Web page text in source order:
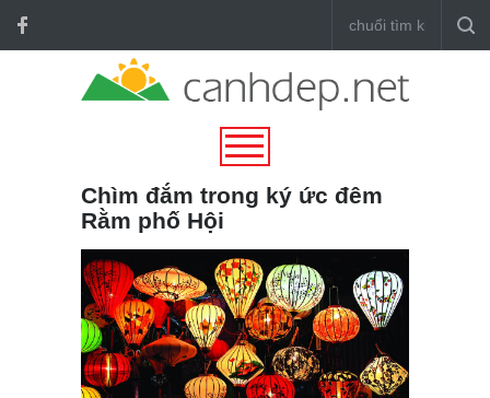
Chìm đắm trong ký ức đêm
Rằm phố Hội